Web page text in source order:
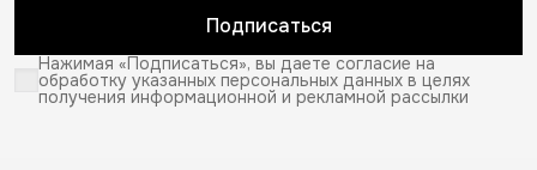
Подписаться
Нажимая «Подписаться», вы даете согласие на
обработку указанных персональных данных в целях
получения информационной и рекламной рассылки